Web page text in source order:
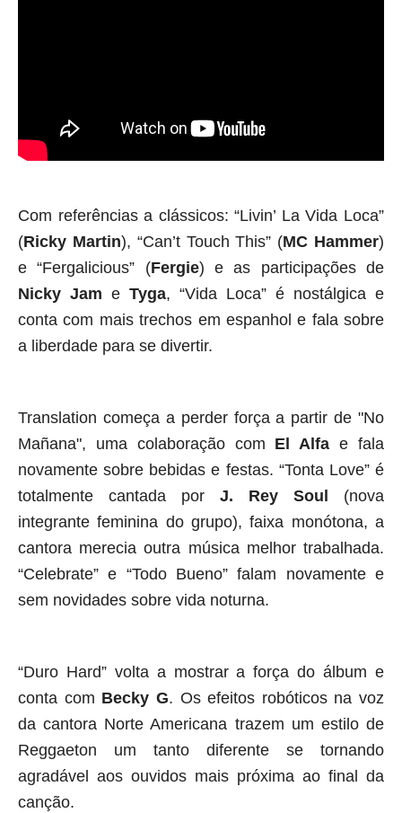
Com referências a clássicos: “Livin’ La Vida Loca”
(Ricky Martin), “Can’t Touch This” (MC Hammer)
e “Fergalicious” (Fergie) e as participações de
Nicky Jam e Tyga, “Vida Loca” é nostálgica e
conta com mais trechos em espanhol e fala sobre
a liberdade para se divertir.
Translation começa a perder força a partir de "No
Mañana", uma colaboração com El Alfae fala
novamente sobre bebidas e festas. “Tonta Love” é
totalmente cantada por J. Rey Soul (nova
integrante feminina do grupo), faixa monótona, a
cantora merecia outra música melhor trabalhada.
“Celebrate” e “Todo Bueno” falam novamente e
sem novidades sobre vida noturna.
“Duro Hard” volta a mostrar a força do álbum e
conta com Becky G. Os efeitos robóticos na voz
da cantora Norte Americana trazem um estilo de
Reggaeton um tanto diferente se tornando
agradável aos ouvidos mais próxima ao final da
canção.